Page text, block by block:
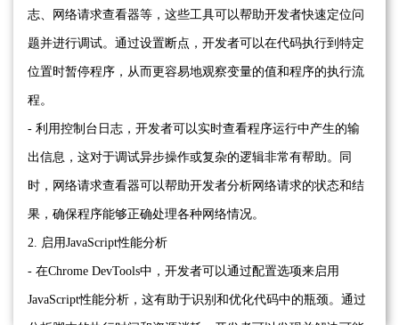
志、网络请求查看器等，这些工具可以帮助开发者快速定位问
题并进行调试。通过设置断点，开发者可以在代码执行到特定
位置时暂停程序，从而更容易地观察变量的值和程序的执行流
程。
- 利用控制台日志，开发者可以实时查看程序运行中产生的输
出信息，这对于调试异步操作或复杂的逻辑非常有帮助。同
时，网络请求查看器可以帮助开发者分析网络请求的状态和结
果，确保程序能够正确处理各种网络情况。
2. 启用JavaScript性能分析
- 在Chrome DevTools中，开发者可以通过配置选项来启用
JavaScript性能分析，这有助于识别和优化代码中的瓶颈。通过